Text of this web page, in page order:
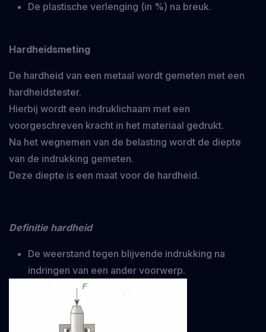
De plastische verlenging (in %) na breuk.
Hardheidsmeting
De hardheid van een metaal wordt gemeten met een
hardheidstester.
Hierbij wordt een indruklichaam met een
voorgeschreven kracht in het materiaal gedrukt.
Na het wegnemen van de belasting wordt de diepte
van de indrukking gemeten.
Deze diepte is een maat voor de hardheid.
Definitie hardheid
De weerstand tegen blijvende indrukking na
indringen van een ander voorwerp.